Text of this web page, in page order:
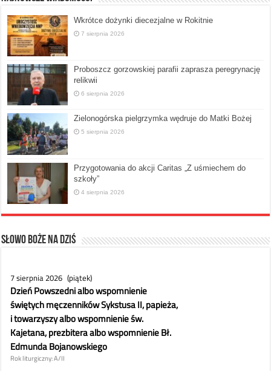
Wkrótce dożynki diecezjalne w Rokitnie
7 sierpnia 2026
Proboszcz gorzowskiej parafii zaprasza peregrynację
relikwii
6 sierpnia 2026
Zielonogórska pielgrzymka wędruje do Matki Bożej
5 sierpnia 2026
Przygotowania do akcji Caritas „Z uśmiechem do
szkoły”
4 sierpnia 2026
Słowo Boże na dziś